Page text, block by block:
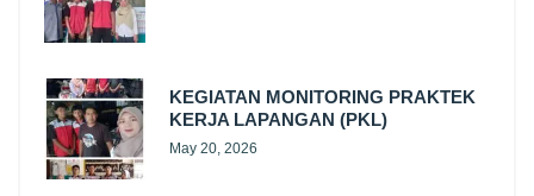
KEGIATAN MONITORING PRAKTEK
KERJA LAPANGAN (PKL)
May 20, 2026